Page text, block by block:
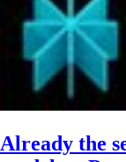
Already the